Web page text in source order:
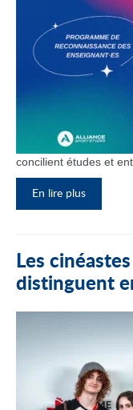
concilient études et
En lire plus
Les
distinguent